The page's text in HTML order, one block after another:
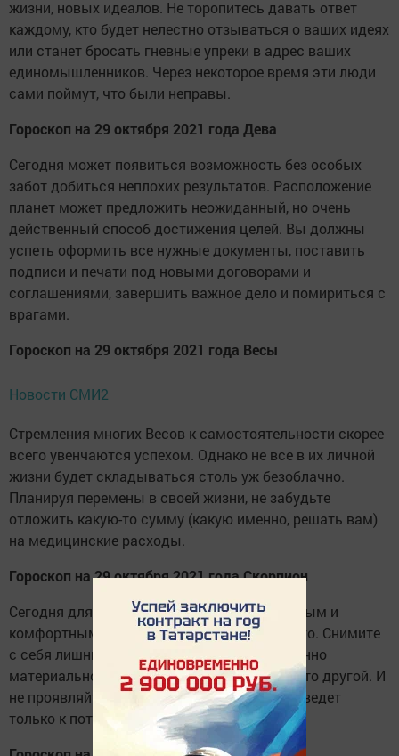
жизни, новых идеалов. Не торопитесь давать ответ
каждому, кто будет нелестно отзываться о ваших идеях
или станет бросать гневные упреки в адрес ваших
единомышленников. Через некоторое время эти люди
сами поймут, что были неправы.
Гороскоп на 29 октября 2021 года Дева
Сегодня может появиться возможность без особых
забот добиться неплохих результатов. Расположение
планет может предложить неожиданный, но очень
действенный способ достижения целей. Вы должны
успеть оформить все нужные документы, поставить
подписи и печати под новыми договорами и
соглашениями, завершить важное дело и помириться с
врагами.
Гороскоп на 29 октября 2021 года Весы
Новости СМИ2
Стремления многих Весов к самостоятельности скорее
всего увенчаются успехом. Однако не все в их личной
жизни будет складываться столь уж безоблачно.
Планируя перемены в своей жизни, не забудьте
отложить какую-то сумму (какую именно, решать вам)
на медицинские расходы.
Гороскоп на 29 октября 2021 года Скорпион
Сегодня для многих Скорпионов выигрышным и
комфортным будет положение подчиненного. Снимите
с себя лишний груз ответственности, особенно
материальной. Пусть этим занимается кто-то другой. И
не проявляйте особой инициативы: это приведет
только к потерям и убыткам.